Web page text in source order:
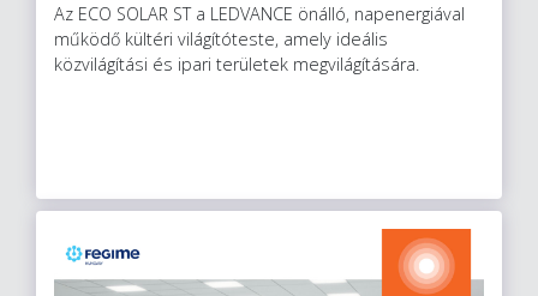
Az ECO SOLAR ST a LEDVANCE önálló, napenergiával
működő kültéri világítóteste, amely ideális
közvilágítási és ipari területek megvilágítására.